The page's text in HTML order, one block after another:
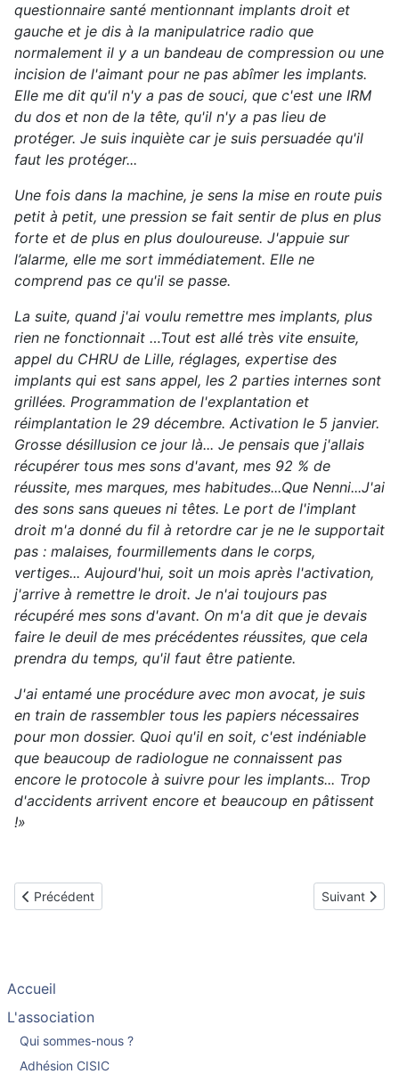
questionnaire santé mentionnant implants droit et
gauche et je dis à la manipulatrice radio que
normalement il y a un bandeau de compression ou une
incision de l'aimant pour ne pas abîmer les implants.
Elle me dit qu'il n'y a pas de souci, que c'est une IRM
du dos et non de la tête, qu'il n'y a pas lieu de
protéger. Je suis inquiète car je suis persuadée qu'il
faut les protéger...
Une fois dans la machine, je sens la mise en route puis
petit à petit, une pression se fait sentir de plus en plus
forte et de plus en plus douloureuse. J'appuie sur
l’alarme, elle me sort immédiatement. Elle ne
comprend pas ce qu'il se passe.
La suite, quand j'ai voulu remettre mes implants, plus
rien ne fonctionnait …Tout est allé très vite ensuite,
appel du CHRU de Lille, réglages, expertise des
implants qui est sans appel, les 2 parties internes sont
grillées. Programmation de l'explantation et
réimplantation le 29 décembre. Activation le 5 janvier.
Grosse désillusion ce jour là... Je pensais que j'allais
récupérer tous mes sons d'avant, mes 92 % de
réussite, mes marques, mes habitudes...Que Nenni...J'ai
des sons sans queues ni têtes. Le port de l'implant
droit m'a donné du fil à retordre car je ne le supportait
pas : malaises, fourmillements dans le corps,
vertiges... Aujourd'hui, soit un mois après l'activation,
j'arrive à remettre le droit. Je n'ai toujours pas
récupéré mes sons d'avant. On m'a dit que je devais
faire le deuil de mes précédentes réussites, que cela
prendra du temps, qu'il faut être patiente.
J'ai entamé une procédure avec mon avocat, je suis
en train de rassembler tous les papiers nécessaires
pour mon dossier. Quoi qu'il en soit, c'est indéniable
que beaucoup de radiologue ne connaissent pas
encore le protocole à suivre pour les implants... Trop
d'accidents arrivent encore et beaucoup en pâtissent
!»
Article précédent : Soignants et implantés
Précédent Article
Suivant
Accueil
L'association
Qui sommes-nous ?
Adhésion CISIC